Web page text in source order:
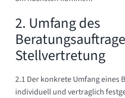
2. Umfang des
Stellvertretung
2.1 Der konkrete Umfang eines
individuell und vertraglich